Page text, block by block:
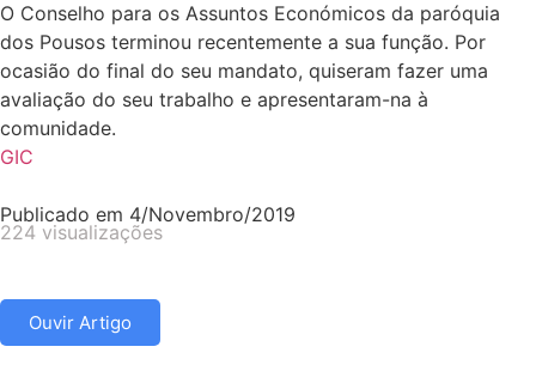
O Conselho para os Assuntos Económicos da paróquia
dos Pousos terminou recentemente a sua função. Por
ocasião do final do seu mandato, quiseram fazer uma
avaliação do seu trabalho e apresentaram-na à
comunidade.
GIC
Publicado em 4/Novembro/2019
224 visualizações
Ouvir Artigo